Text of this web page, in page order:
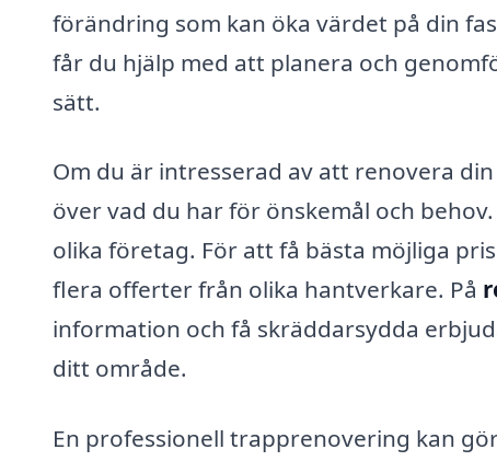
förändring som kan öka värdet på din
får du hjälp med att planera och
sätt.
Om du är intresserad av att renovera
över vad du har för önskemål och
olika företag. För att få bästa möjliga
flera offerter från olika hantverkare. På
information och få skräddarsydda
ditt område.
En professionell trapprenovering kan